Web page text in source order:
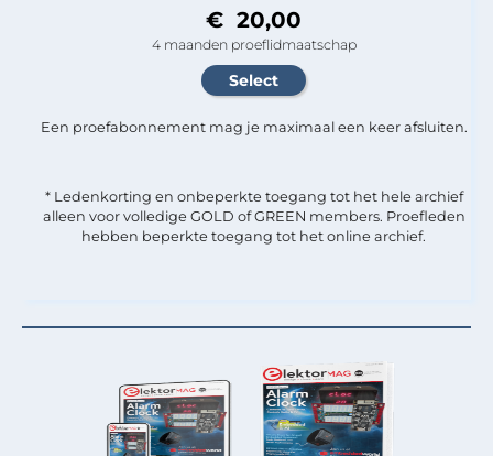
€ 20,00
4 maanden proeflidmaatschap
Een proefabonnement mag je maximaal een keer afsluiten.
* Ledenkorting en onbeperkte toegang tot het hele archief
alleen voor volledige GOLD of GREEN members. Proefleden
hebben beperkte toegang tot het online archief.